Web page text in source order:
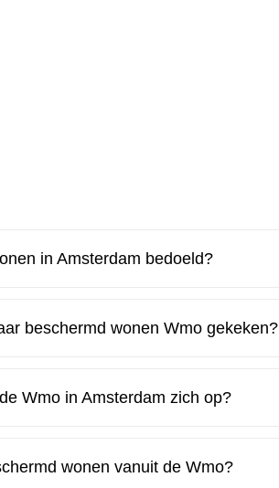
in Amsterdam bedoeld?
beschermd wonen Wmo gekeken?
Wmo in Amsterdam zich op?
wonen vanuit de Wmo?